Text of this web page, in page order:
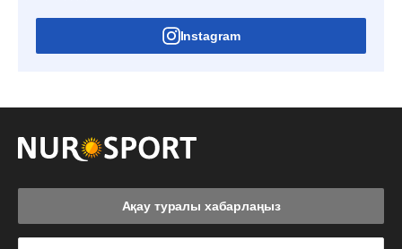
Instagram
Ақау туралы хабарлаңыз